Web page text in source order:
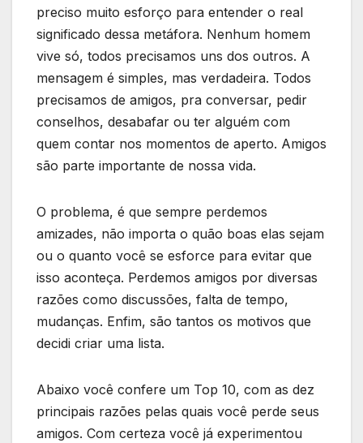
preciso muito esforço para entender o real
significado dessa metáfora. Nenhum homem
vive só, todos precisamos uns dos outros. A
mensagem é simples, mas verdadeira. Todos
precisamos de amigos, pra conversar, pedir
conselhos, desabafar ou ter alguém com
quem contar nos momentos de aperto. Amigos
são parte importante de nossa vida.
O problema, é que sempre perdemos
amizades, não importa o quão boas elas sejam
ou o quanto você se esforce para evitar que
isso aconteça. Perdemos amigos por diversas
razões como discussões, falta de tempo,
mudanças. Enfim, são tantos os motivos que
decidi criar uma lista.
Abaixo você confere um Top 10, com as dez
principais razões pelas quais você perde seus
amigos. Com certeza você já experimentou